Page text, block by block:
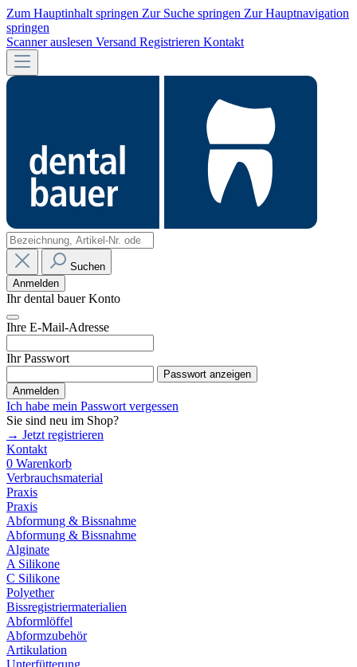
Zum Hauptinhalt springen Zur Suche springen Zur Hauptnavigation
springen
Scanner auslesen Versand Registrieren Kontakt
Suchen
Anmelden
Ihr dental bauer Konto
Ihre E-Mail-Adresse
Ihr Passwort
Passwort anzeigen
Anmelden
Ich habe mein Passwort vergessen
Sie sind neu im Shop?
→ Jetzt registrieren
Kontakt
0 Warenkorb
Verbrauchsmaterial
Praxis
Praxis
Abformung & Bissnahme
Abformung & Bissnahme
Alginate
A Silikone
C Silikone
Polyether
Bissregistriermaterialien
Abformlöffel
Abformzubehör
Artikulation
Unterfütterung